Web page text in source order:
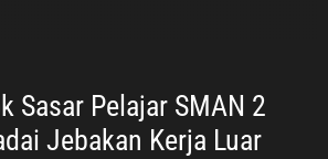
Sasar Pelajar SMAN 2
Jebakan Kerja Luar